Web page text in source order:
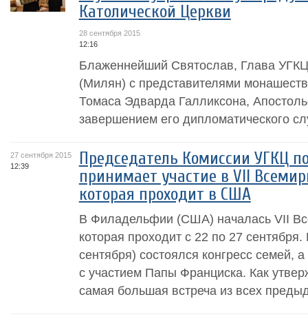
Католической Церкви
28 сентября 2015
12:16
Блаженнейший Святослав, Глава
(Милян) с представителями
Томаса Эдварда Галликсона,
завершением его дипломатического
27 сентября 2015
12:39
Председатель Комиссии УГКЦ
принимает участие в VII
которая проходит в США
В Филадельфии (США) началась VII
которая проходит с 22 по 27
сентября) состоялся конгресс семей,
с участием Папы Франциска. Как
самая большая встреча из всех